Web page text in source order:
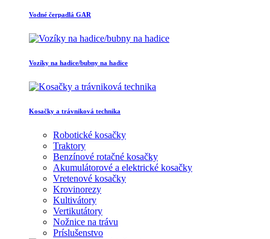
Vodné čerpadlá GAR
Vozíky na hadice/bubny na hadice
Kosačky a trávniková technika
Robotické kosačky
Traktory
Benzínové rotačné kosačky
Akumulátorové a elektrické kosačky
Vretenové kosačky
Krovinorezy
Kultivátory
Vertikutátory
Nožnice na trávu
Príslušenstvo